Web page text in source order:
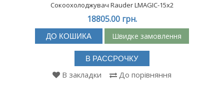
Сокоохолоджувач Rauder LMAGIC-15х2
18805.00 грн.
ДО КОШИКА Швидке замовлення
В РАССРОЧКУ
В закладки До порівняння